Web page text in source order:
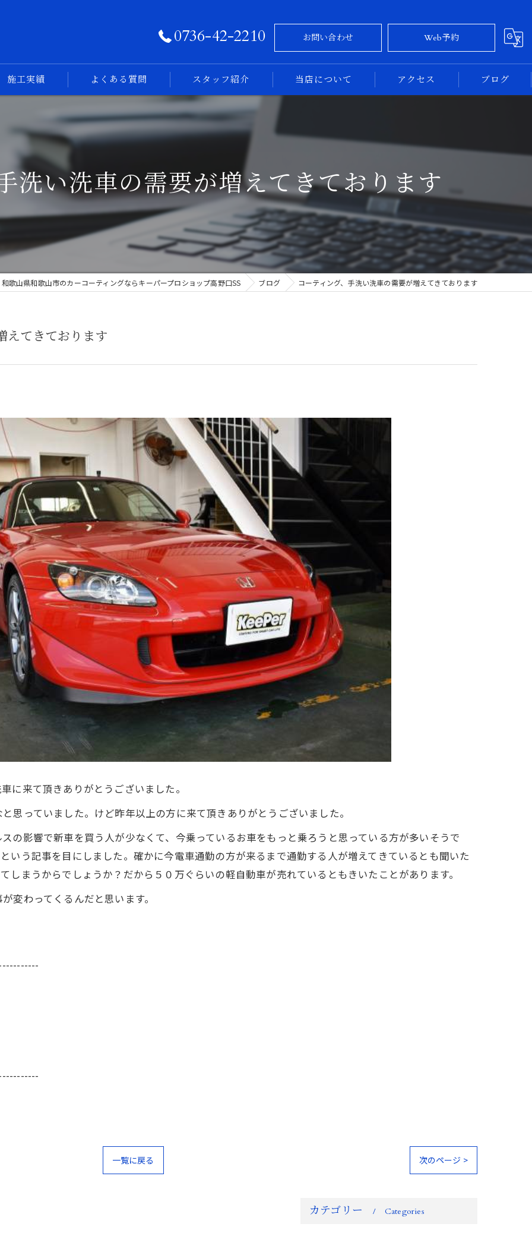
0736-42-2210 お問い合わせ Web予約
施工実績 よくある質問 スタッフ紹介 当店について
新車
中古車
専門店
アクセス ブログ
洗い洗車の需要が増えてきております
和歌山県和歌山市のカーコーティングならキーパープロショップ高野口SS ブログ コーティング、手洗い洗車の需要が増えてきております
えてきております
に来て頂きありがとうございました。
思っていました。けど昨年以上の方に来て頂きありがとうございました。
の影響で新車を買う人が少なくて、今乗っているお車をもっと乗ろうと思っている方が多いそうで
いう記事を目にしました。確かに今電車通勤の方が来るまで通勤する人が増えてきているとも聞いた
しまうからでしょうか？だから５０万ぐらいの軽自動車が売れているともきいたことがあります。
変わってくるんだと思います。
一覧に戻る 次のページ >
カテゴリー Categories